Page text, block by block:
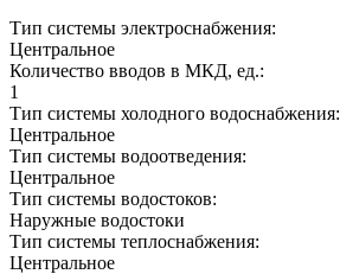
Тип системы электроснабжения:
Центральное
Количество вводов в МКД, ед.:
1
Тип системы холодного водоснабжения:
Центральное
Тип системы водоотведения:
Центральное
Тип системы водостоков:
Наружные водостоки
Тип системы теплоснабжения:
Центральное